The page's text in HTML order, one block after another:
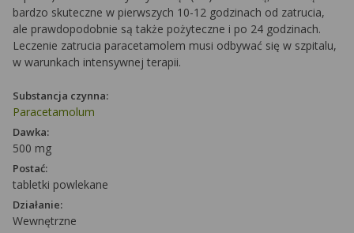
bardzo skuteczne w pierwszych 10-12 godzinach od zatrucia,
ale prawdopodobnie są także pożyteczne i po 24 godzinach.
Leczenie zatrucia paracetamolem musi odbywać się w szpitalu,
w warunkach intensywnej terapii.
Substancja czynna:
Paracetamolum
Dawka:
500 mg
Postać:
tabletki powlekane
Działanie:
Wewnętrzne